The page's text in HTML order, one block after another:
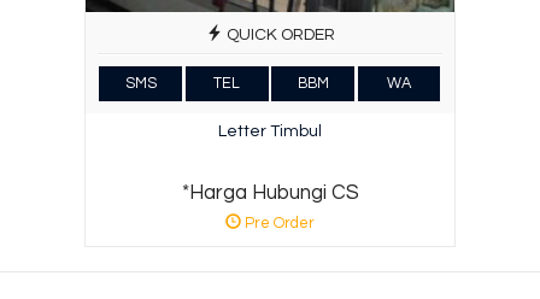
QUICK ORDER
SMS TEL BBM WA
Letter Timbul
*Harga Hubungi CS
Pre Order